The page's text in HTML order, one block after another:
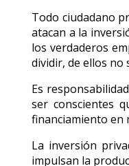
Todo ciudadano
atacan a la
los verdaderos
dividir, de ellos
Es
ser conscientes
financiamiento en
La inversión
impulsan la